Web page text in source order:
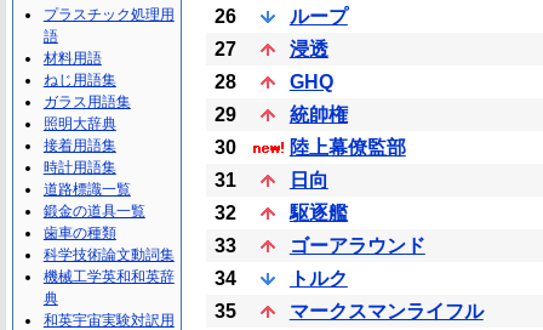
26
ループ
27
浸透
28
GHQ
29
統帥権
30
陸上幕僚監部
31
日向
32
駆逐艦
33
ゴーアラウンド
34
トルク
35
マークスマンライフル
プラスチック処理用
語
材料用語
ねじ用語集
ガラス用語集
照明大辞典
接着用語集
時計用語集
道路標識一覧
鍛金の道具一覧
歯車の種類
科学技術論文動詞集
機械工学英和和英辞
典
和英宇宙実験対訳用